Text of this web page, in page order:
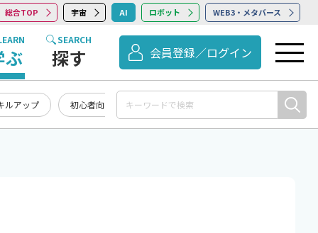
総合TOP 宇宙 AI ロボット WEB3・メタバース
ぶ
SEARCH
探す 会員登録／ログイン
ルアップ 初心者向け 記事まとめ・お知らせ